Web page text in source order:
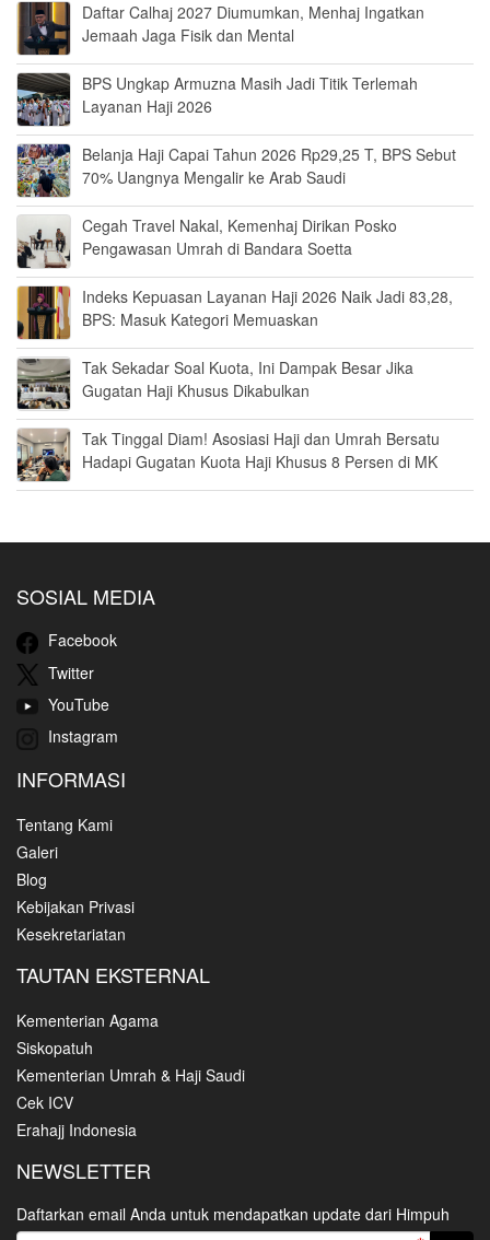
Daftar Calhaj 2027 Diumumkan, Menhaj Ingatkan
Jemaah Jaga Fisik dan Mental
BPS Ungkap Armuzna Masih Jadi Titik Terlemah
Layanan Haji 2026
Belanja Haji Capai Tahun 2026 Rp29,25 T, BPS Sebut
70% Uangnya Mengalir ke Arab Saudi
Cegah Travel Nakal, Kemenhaj Dirikan Posko
Pengawasan Umrah di Bandara Soetta
Indeks Kepuasan Layanan Haji 2026 Naik Jadi 83,28,
BPS: Masuk Kategori Memuaskan
Tak Sekadar Soal Kuota, Ini Dampak Besar Jika
Gugatan Haji Khusus Dikabulkan
Tak Tinggal Diam! Asosiasi Haji dan Umrah Bersatu
Hadapi Gugatan Kuota Haji Khusus 8 Persen di MK
SOSIAL MEDIA
Facebook
Twitter
YouTube
Instagram
INFORMASI
Tentang Kami
Galeri
Blog
Kebijakan Privasi
Kesekretariatan
TAUTAN EKSTERNAL
Kementerian Agama
Siskopatuh
Kementerian Umrah & Haji Saudi
Cek ICV
Erahajj Indonesia
NEWSLETTER
Daftarkan email Anda untuk mendapatkan update dari Himpuh